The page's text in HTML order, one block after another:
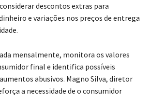
descontos extras para
e variações nos preços de entrega
mensalmente, monitora os valores
final e identifica possíveis
abusivos. Magno Silva, diretor
a necessidade de o consumidor